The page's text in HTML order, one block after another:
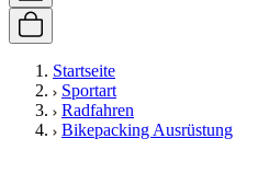
Startseite
Sportart
Radfahren
Bikepacking Ausrüstung